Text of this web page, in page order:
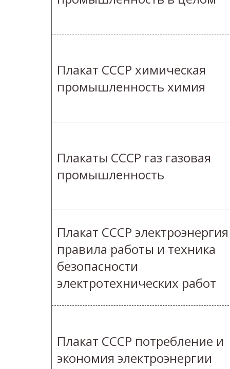
Плакат СССР химическая
промышленность химия
Плакаты СССР газ газовая
промышленность
Плакат СССР электроэнергия
правила работы и техника
безопасности
электротехнических работ
Плакат СССР потребление и
экономия электроэнергии